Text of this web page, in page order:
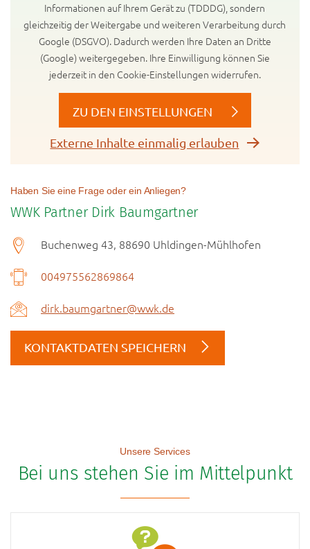
Informationen auf Ihrem Gerät zu (TDDDG), sondern
gleichzeitig der Weitergabe und weiteren Verarbeitung durch
Google (DSGVO). Dadurch werden Ihre Daten an Dritte
(Google) weitergegeben. Ihre Einwilligung können Sie
jederzeit in den Cookie-Einstellungen widerrufen.
ZU DEN EINSTELLUNGEN
Externe Inhalte einmalig erlauben
WWK Partner Dirk Baumgartner
Haben Sie eine Frage oder ein Anliegen?
Buchenweg 43, 88690 Uhldingen-Mühlhofen
004975562869864
dirk.baumgartner@wwk.de
KONTAKTDATEN SPEICHERN
Bei uns stehen Sie im Mittelpunkt
Unsere Services